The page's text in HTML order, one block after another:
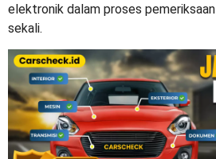
elektronik dalam proses
sekali.